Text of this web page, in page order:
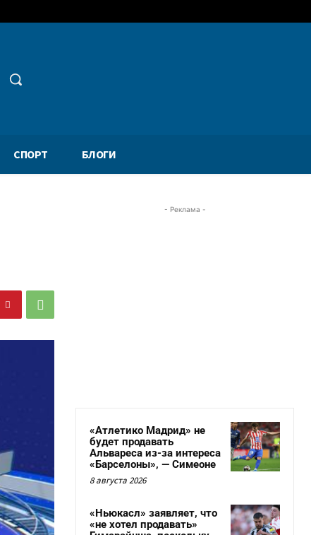
СПОРТ БЛОГИ
- Реклама -
«Атлетико Мадрид» не
будет продавать
Альвареса из-за интереса
«Барселоны», — Симеоне
8 августа 2026
«Ньюкасл» заявляет, что
«не хотел продавать»